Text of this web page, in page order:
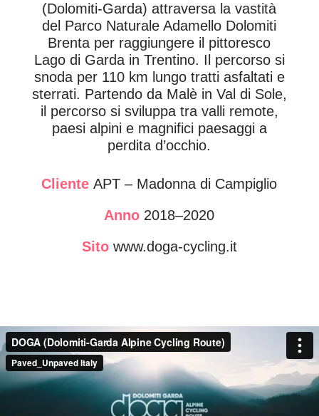
(Dolomiti-Garda) attraversa la vastità
del Parco Naturale Adamello Dolomiti
Brenta per raggiungere il pittoresco
Lago di Garda in Trentino. Il percorso si
snoda per 110 km lungo tratti asfaltati e
sterrati. Partendo da Malè in Val di Sole,
il percorso si sviluppa tra valli remote,
paesi alpini e magnifici paesaggi a
perdita d’occhio.
Cliente APT–Madonna di Campiglio
Anno 2018–2020
Sito www.doga-cycling.it